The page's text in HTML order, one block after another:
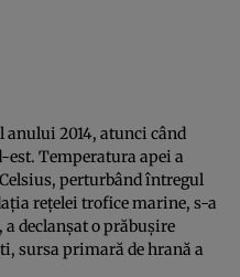
anului 2014, atunci când
est. Temperatura apei a
perturbând întregul
rețelei trofice marine, s-a
declanșat o prăbușire
sursa primară de hrană a